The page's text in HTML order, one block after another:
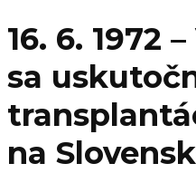
16. 6. 1972
sa
na